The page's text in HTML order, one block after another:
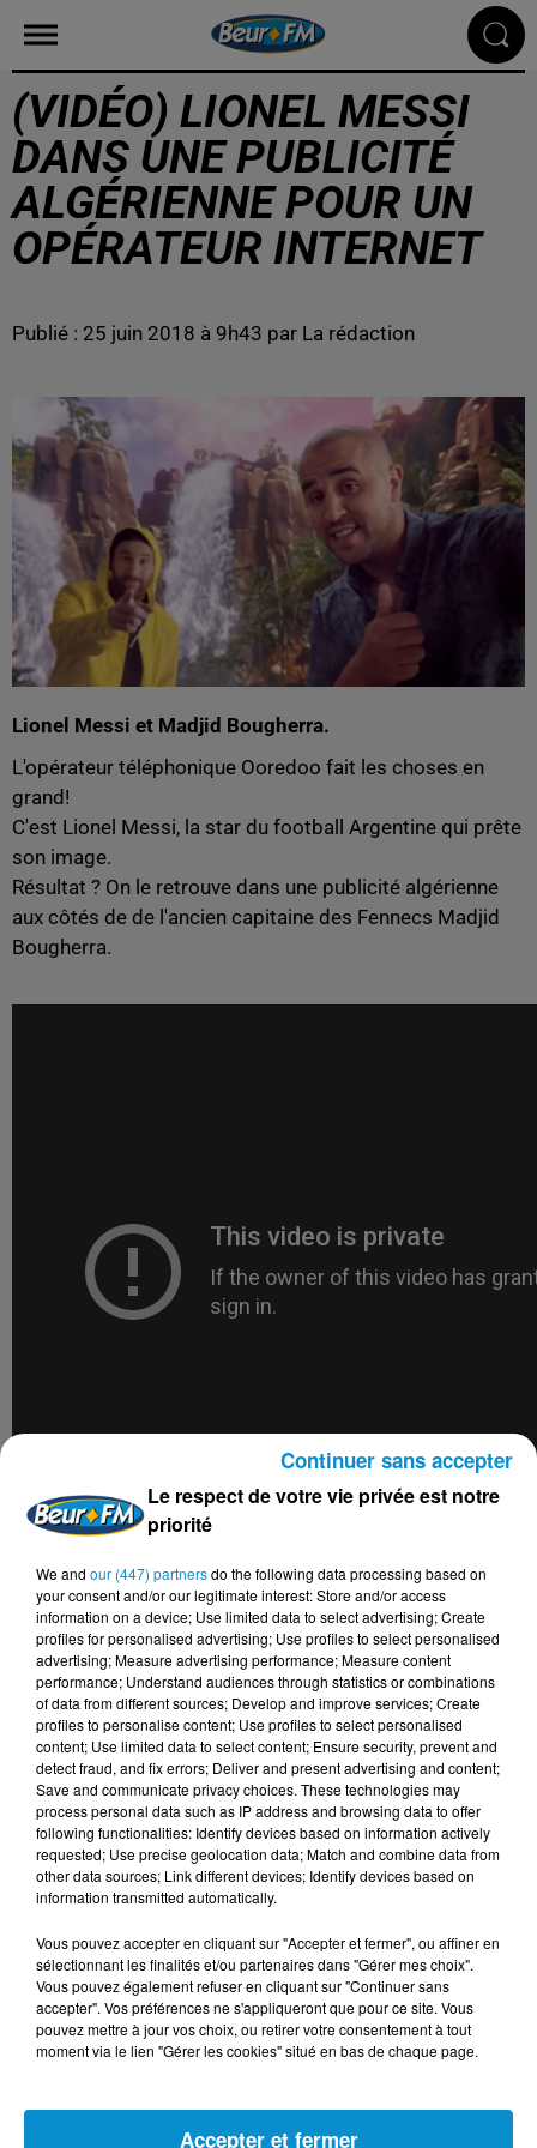
(VIDÉO) LIONEL MESSI
DANS UNE PUBLICITÉ
ALGÉRIENNE POUR UN
OPÉRATEUR INTERNET
Publié : 25 juin 2018 à 9h43 par La rédaction
Lionel Messi et Madjid Bougherra.
L'opérateur téléphonique Ooredoo fait les choses en
grand!
C'est Lionel Messi, la star du football Argentine qui prête
son image.
Résultat ? On le retrouve dans une publicité algérienne
aux côtés de de l'ancien capitaine des Fennecs Madjid
Bougherra.
FIL D'ACTUS
7 août 2026
L’inflation recule à 5,1 % en Tunisie !
5 août 2026
Visas français : l’Algérie décroche, le
4 août 2026
152 Palestiniens tués en juillet, le bilan
Le respect de votre vie privée est notre
priorité
We and our (447) partnersdo the following data processing based on
your consent and/or our legitimate interest: Store and/or access
information on a device; Use limited data to select advertising; Create
profiles for personalised advertising; Use profiles to select personalised
advertising; Measure advertising performance; Measure content
performance; Understand audiences through statistics or combinations
of data from different sources; Develop and improve services; Create
profiles to personalise content; Use profiles to select personalised
content; Use limited data to select content; Ensure security, prevent and
detect fraud, and fix errors; Deliver and present advertising and content;
Save and communicate privacy choices. These technologies may
process personal data such as IP address and browsing data to offer
following functionalities: Identify devices based on information actively
requested; Use precise geolocation data; Match and combine data from
other data sources; Link different devices; Identify devices based on
information transmitted automatically.
Vous pouvez accepter en cliquant sur "Accepter et fermer", ou affiner en
sélectionnant les finalités et/ou partenaires dans "Gérer mes choix".
Vous pouvez également refuser en cliquant sur "Continuer sans
accepter". Vos préférences ne s'appliqueront que pour ce site. Vous
pouvez mettre à jour vos choix, ou retirer votre consentement à tout
moment via le lien "Gérer les cookies" situé en bas de chaque page.
Accepter et fermer
Continuer sans accepter